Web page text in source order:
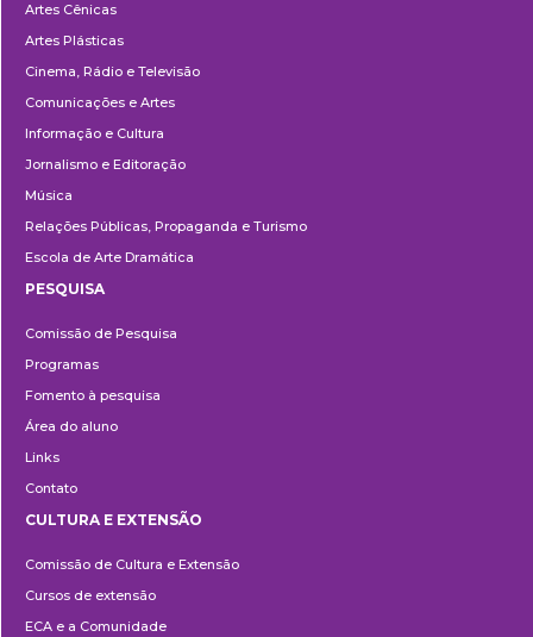
Artes Cênicas
Artes Plásticas
Cinema, Rádio e Televisão
Comunicações e Artes
Informação e Cultura
Jornalismo e Editoração
Música
Relações Públicas, Propaganda e Turismo
Escola de Arte Dramática
PESQUISA
Comissão de Pesquisa
Programas
Fomento à pesquisa
Área do aluno
Links
Contato
e
Extensão
CULTURA E EXTENSÃO
Comissão de Cultura e Extensão
Cursos de extensão
ECA e a Comunidade